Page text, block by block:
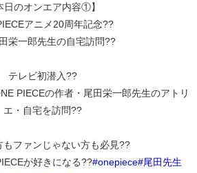
日のオンエア内容①】
アニメ20周年記念??
栄一郎先生の自宅訪問??
テレビ初潜入??
PIECEの作者・尾田栄一郎先生のアトリ
エ・自宅を訪問??
もファンじゃない方も必見??
が好きになる??#onepiece#尾田先生